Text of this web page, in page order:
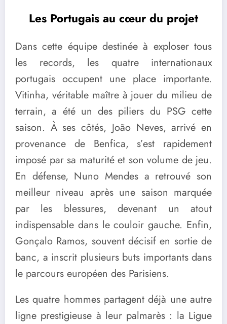
Les Portugais au cœur du projet
Dans cette équipe destinée à exploser tous
les records, les quatre internationaux
portugais occupent une place importante.
Vitinha, véritable maître à jouer du milieu de
terrain, a été un des piliers du PSG cette
saison. À ses côtés, João Neves, arrivé en
provenance de Benfica, s’est rapidement
imposé par sa maturité et son volume de jeu.
En défense, Nuno Mendes a retrouvé son
meilleur niveau après une saison marquée
par les blessures, devenant un atout
indispensable dans le couloir gauche. Enfin,
Gonçalo Ramos, souvent décisif en sortie de
banc, a inscrit plusieurs buts importants dans
le parcours européen des Parisiens.
Les quatre hommes partagent déjà une autre
ligne prestigieuse à leur palmarès : la Ligue